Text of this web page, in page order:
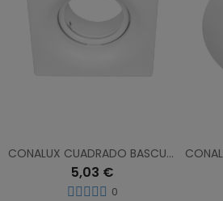
CONALUX CUADRADO BASCULANTE BLANCO 4130/1-01
5,03 €
0